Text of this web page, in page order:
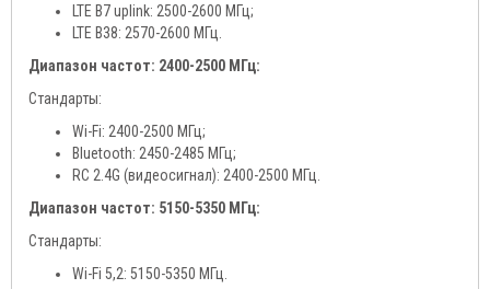
LTE B7 uplink: 2500-2600 МГц;
LTE B38: 2570-2600 МГц.
Диапазон частот: 2400-2500 МГц:
Стандарты:
Wi-Fi: 2400-2500 МГц;
Bluetooth: 2450-2485 МГц;
RC 2.4G (видеосигнал): 2400-2500 МГц.
Диапазон частот: 5150-5350 МГц:
Стандарты:
Wi-Fi 5,2: 5150-5350 МГц.